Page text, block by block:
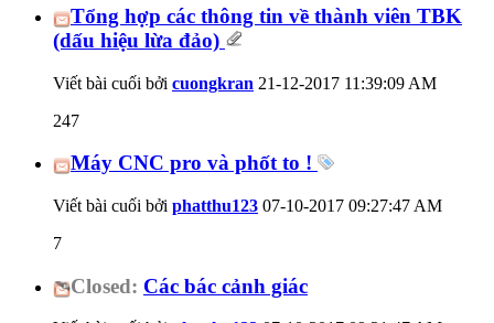
Tổng hợp các thông tin về thành viên TBK
(dấu hiệu lừa đảo)
Viết bài cuối bởi cuongkran 21-12-2017 11:39:09 AM
247
Máy CNC pro và phốt to !
Viết bài cuối bởi phatthu123 07-10-2017 09:27:47 AM
7
Closed: Các bác cảnh giác